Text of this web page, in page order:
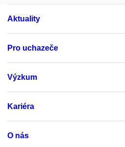
Aktuality
Pro uchazeče
Výzkum
Kariéra
O nás